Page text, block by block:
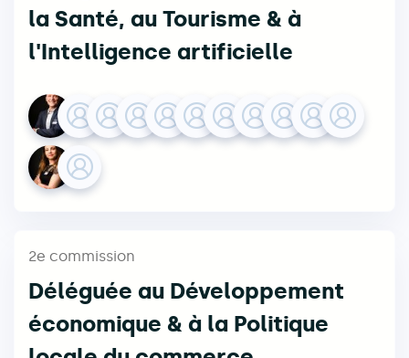
la Santé, au Tourisme & à
l'Intelligence artificielle
2e commission
Déléguée au Développement
économique & à la Politique